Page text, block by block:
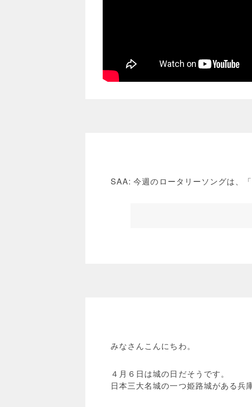
SAA: 今週のロータリーソングは、
みなさんこんにちわ。
４月６日は城の日だそうです。
日本三大名城の一つ姫路城がある兵